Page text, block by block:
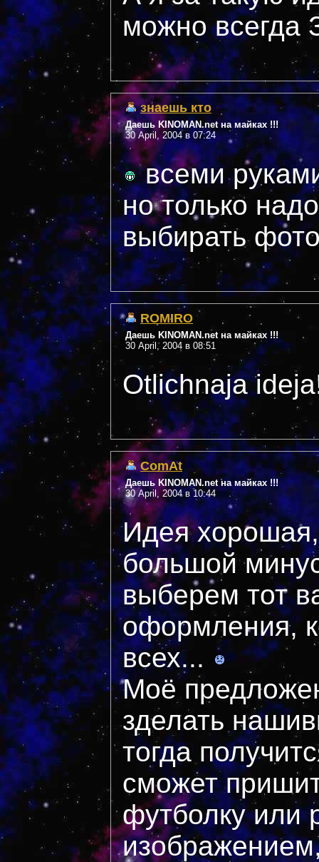
можно всегда
знаешь кто
Даешь KINOMAN.net на майках !!!
30 April, 2004 в 07:24
всеми
но только
выбирать
ROMIRO
Даешь KINOMAN.net на майках !!!
30 April, 2004 в 08:51
Otlichnaja
ComAt
Даешь KINOMAN.net на майках !!!
30 April, 2004 в 10:44
Идея
большой
выберем тот
оформления,
всех...
Моё
зделать
тогда
сможет
футболку или